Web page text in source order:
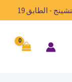
- الطابق 19